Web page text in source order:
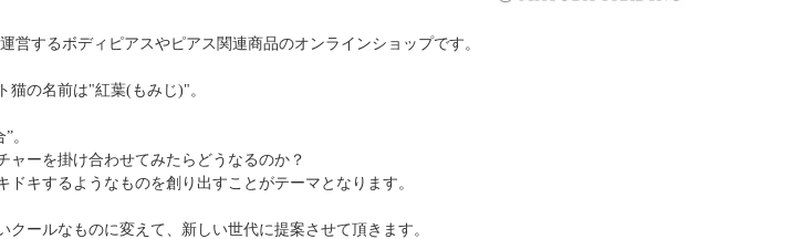
営するボディピアスやピアス関連商品のオンラインショップです。
猫の名前は"紅葉(もみじ)"。
。
ャーを掛け合わせてみたらどうなるのか？
キするようなものを創り出すことがテーマとなります。
ールなものに変えて、新しい世代に提案させて頂きます。